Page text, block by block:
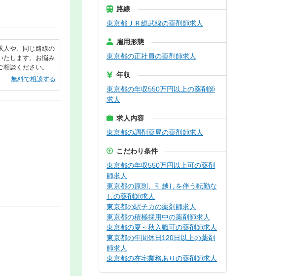
人や、同じ路線の
たします。お悩み
談ください。
無料で相談する
路線
東京都ＪＲ総武線の薬剤師求人
雇用形態
東京都の正社員の薬剤師求人
年収
東京都の年収550万円以上の薬剤師
求人
求人内容
東京都の調剤薬局の薬剤師求人
こだわり条件
東京都の年収550万円以上可の薬剤
師求人
東京都の原則、引越しを伴う転勤な
しの薬剤師求人
東京都の駅チカの薬剤師求人
東京都の積極採用中の薬剤師求人
東京都の夏～秋入職可の薬剤師求人
東京都の年間休日120日以上の薬剤
師求人
東京都の在宅業務ありの薬剤師求人